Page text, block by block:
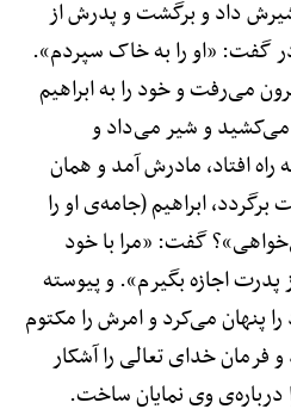
داد و برگشت و پدرش از
گفت: «او را به خاک سپردم».
می‌رفت و خود را به ابراهیم
می‌کشید و شیر می‌داد و
افتاد، مادرش آمد و همان
ابراهیم (جامه‌ی او را
گفت: «مرا با خود
پدرت اجازه بگیرم». و پیوسته
پنهان می‌کرد و امرش را مکتوم
فرمان خدای تعالی را آشکار
وی نمایان ساخت.